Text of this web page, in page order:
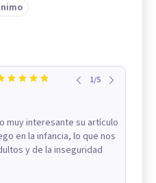
1/5
muy interesante su artículo
en la infancia, lo que nos
y de la inseguridad